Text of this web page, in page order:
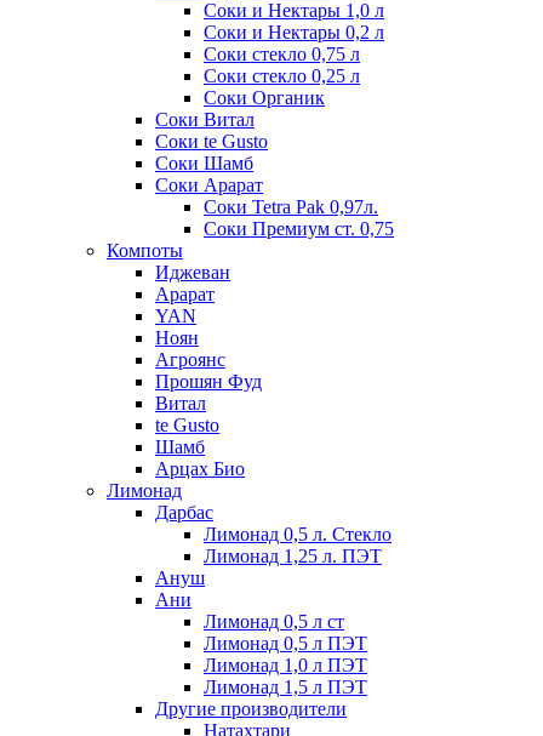
Соки и Нектары 1,0 л
Соки и Нектары 0,2 л
Соки стекло 0,75 л
Соки стекло 0,25 л
Соки Органик
Соки Витал
Соки te Gusto
Соки Шамб
Соки Арарат
Соки Tetra Pak 0,97л.
Соки Премиум ст. 0,75
Компоты
Иджеван
Арарат
YAN
Ноян
Агроянс
Прошян Фуд
Витал
te Gusto
Шамб
Арцах Био
Лимонад
Дарбас
Лимонад 0,5 л. Стекло
Лимонад 1,25 л. ПЭТ
Ануш
Ани
Лимонад 0,5 л ст
Лимонад 0,5 л ПЭТ
Лимонад 1,0 л ПЭТ
Лимонад 1,5 л ПЭТ
Другие производители
Натахтари